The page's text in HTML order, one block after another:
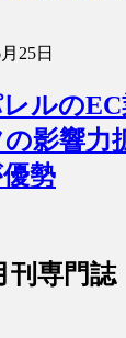
25日
ルの
影響力
勢
刊専門